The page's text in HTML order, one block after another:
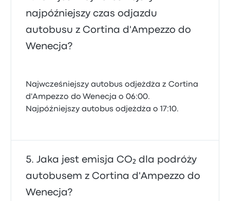
najpóźniejszy czas odjazdu
autobusu z Cortina d'Ampezzo do
Wenecja?
Najwcześniejszy autobus odjeżdża z Cortina
d'Ampezzo do Wenecja o 06:00.
Najpóźniejszy autobus odjeżdża o 17:10.
Jaka jest emisja CO₂ dla podróży
autobusem z Cortina d'Ampezzo do
Wenecja?